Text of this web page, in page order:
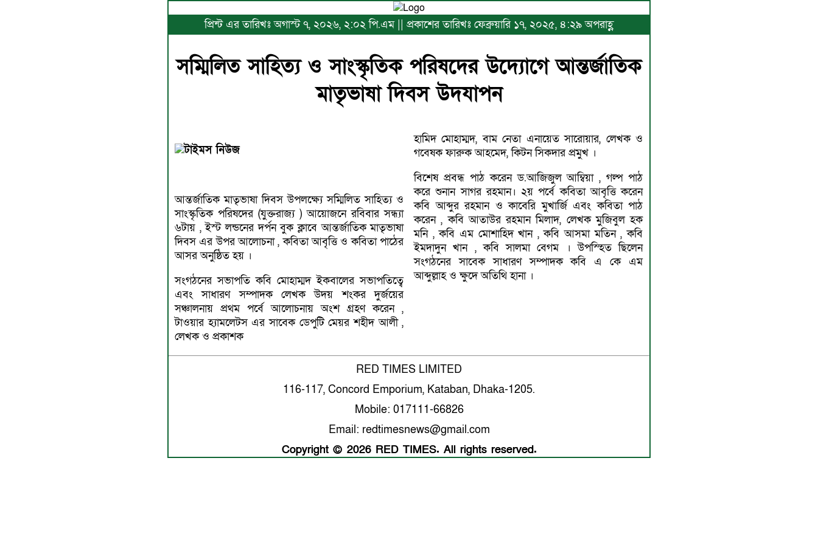
প্রিন্ট এর তারিখঃ অগাস্ট ৭, ২০২৬, ২:০২ পি.এম || প্রকাশের তারিখঃ ফেব্রুয়ারি ১৭, ২০২৫, ৪:২৯ অপরাহ্ণ
সম্মিলিত সাহিত্য ও সাংস্কৃতিক পরিষদের উদ্যোগে আন্তর্জাতিক
মাতৃভাষা দিবস উদযাপন
টাইমস নিউজ
আন্তর্জাতিক মাতৃভাষা দিবস উপলক্ষ্যে সম্মিলিত সাহিত্য ও
সাংস্কৃতিক পরিষদের (যুক্তরাজ্য ) আয়োজনে রবিবার সন্ধ্যা
৬টায় , ইস্ট লন্ডনের দর্পন বুক ক্লাবে আন্তর্জাতিক মাতৃভাষা
দিবস এর উপর আলোচনা , কবিতা আবৃত্তি ও কবিতা পাঠের
আসর অনুষ্ঠিত হয় ।
সংগঠনের সভাপতি কবি মোহাম্মদ ইকবালের সভাপতিত্বে
এবং সাধারণ সম্পাদক লেখক উদয় শংকর দুর্জয়ের
সঞ্চালনায় প্রথম পর্বে আলোচনায় অংশ গ্রহণ করেন ,
টাওয়ার হ্যামলেটস এর সাবেক ডেপুটি মেয়র শহীদ আলী ,
লেখক ও প্রকাশক
হামিদ মোহাম্মদ, বাম নেতা এনায়েত সারোয়ার, লেখক ও
গবেষক ফারুক আহমেদ, কিটন সিকদার প্রমুখ ।
বিশেষ প্রবন্ধ পাঠ করেন ড.আজিজুল আম্বিয়া , গল্প পাঠ
করে শুনান সাগর রহমান। ২য় পর্বে কবিতা আবৃত্তি করেন
কবি আব্দুর রহমান ও কাবেরি মুখার্জি এবং কবিতা পাঠ
করেন , কবি আতাউর রহমান মিলাদ, লেখক মুজিবুল হক
মনি , কবি এম মোশাহিদ খান , কবি আসমা মতিন , কবি
ইমদাদুন খান , কবি সালমা বেগম । উপস্হিত ছিলেন
সংগঠনের সাবেক সাধারণ সম্পাদক কবি এ কে এম
আব্দুল্লাহ ও ক্ষুদে অতিথি হানা ।
RED TIMES LIMITED
116-117, Concord Emporium, Kataban, Dhaka-1205.
Mobile: 017111-66826
Email: redtimesnews@gmail.com
Copyright © 2026 RED TIMES. All rights reserved.